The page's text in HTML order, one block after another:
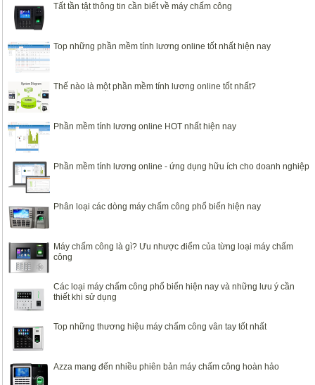
Tất tần tật thông tin cần biết về máy chấm công
Top những phần mềm tính lương online tốt nhất hiện nay
Thế nào là một phần mềm tính lương online tốt nhất?
Phần mềm tính lương online HOT nhất hiện nay
Phần mềm tính lương online - ứng dụng hữu ích cho doanh nghiệp
Phân loại các dòng máy chấm công phổ biến hiện nay
Máy chấm công là gì? Ưu nhược điểm của từng loại máy chấm
công
Các loại máy chấm công phổ biến hiện nay và những lưu ý cần
thiết khi sử dụng
Top những thương hiệu máy chấm công vân tay tốt nhất
Azza mang đến nhiều phiên bản máy chấm công hoàn hảo